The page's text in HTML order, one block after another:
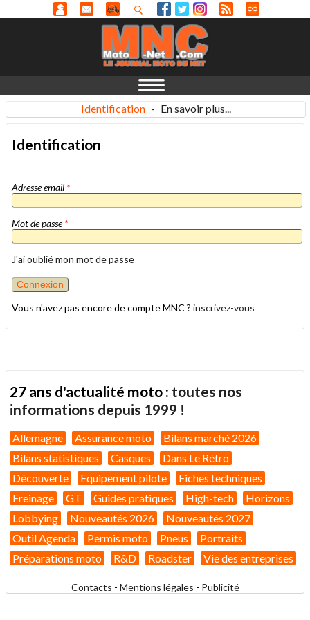
Identification - En savoir plus...
Identification
Adresse email *
Mot de passe*
J'ai oublié mon mot de passe
Vous n'avez pas encore de compte MNC ? inscrivez-vous
27 ans d'actualité moto : toutes nos
informations depuis 1999 !
Allemagne Assurance moto
Bilans marché 2026
Bilans statistiques
Casques
Dans Le Rétro
Découverte
Equipement pilote
Fiches techniques
Freinage
GT Guides pratiques High-tech
Horizons
Lobbying
Nouveautés 2026
Nouveautés 2027
Outil Agenda
Permis moto Pneus
Portraits
Préparations moto
R&D Roadster Vie des entreprises
Contacts - Mentions légales - Publicité